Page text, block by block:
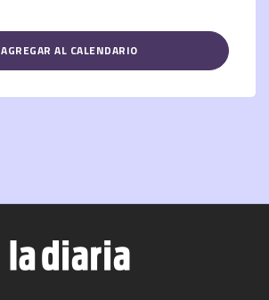
AGREGAR AL CALENDARIO